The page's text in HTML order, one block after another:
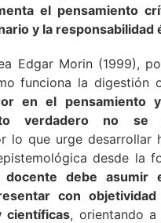
el pensamiento
y la responsabilidad
Edgar Morin (1999),
funciona la digestión
en el pensamiento
verdadero no se
lo que urge desarrollar
desde la
docente debe asumir
con
científicas, orientando a